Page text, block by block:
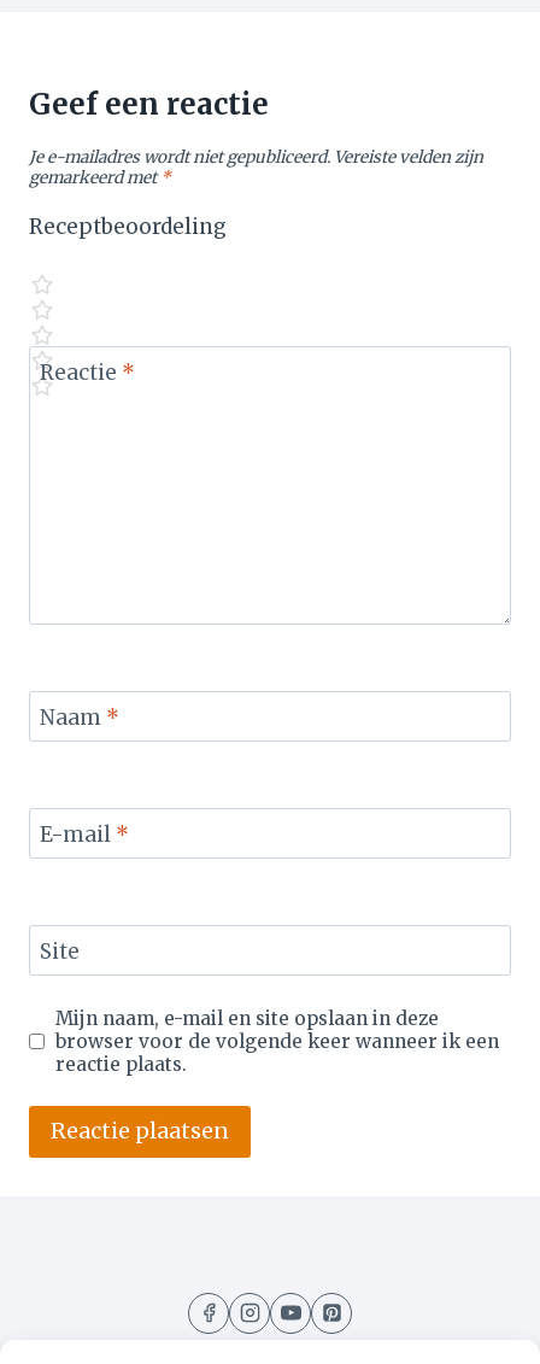
Geef een reactie
Je e-mailadres wordt niet gepubliceerd. Vereiste velden zijn
gemarkeerd met*
Receptbeoordeling
Reactie *
Naam *
E-mail *
Site
Mijn naam, e-mail en site opslaan in deze
browser voor de volgende keer wanneer ik een
reactie plaats.